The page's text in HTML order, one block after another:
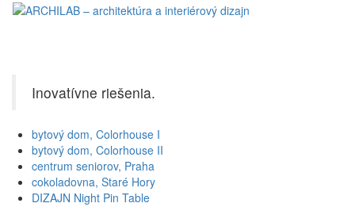
Inovatívne riešenia.
bytový dom, Colorhouse I
bytový dom, Colorhouse II
centrum seniorov, Praha
cokoladovna, Staré Hory
DIZAJN Night Pin Table